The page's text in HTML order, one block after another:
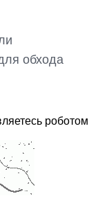
обхода
роботом